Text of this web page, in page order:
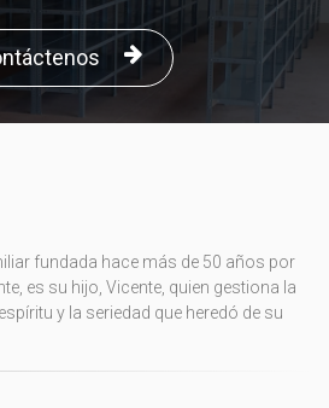
fundada hace más de 50 años por
es su hijo, Vicente, quien gestiona la
y la seriedad que heredó de su